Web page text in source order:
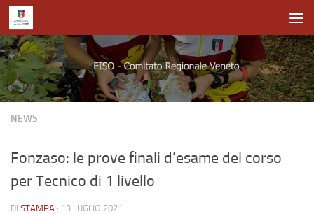
Salta al contenuto
NEWS
Fonzaso: le prove finali d’esame del corso
per Tecnico di 1 livello
DI STAMPA · 13 LUGLIO 2021